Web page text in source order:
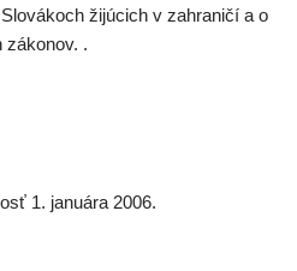
žijúcich v zahraničí a o
zákonov. .
1. januára 2006.